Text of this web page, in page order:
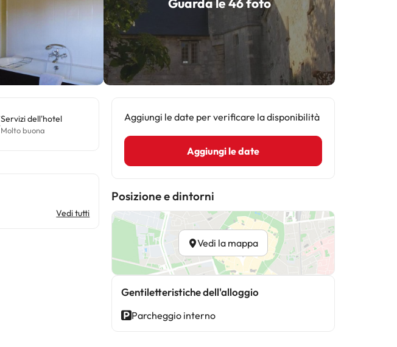
Servizi dell'hotel
Molto buona
Vedi tutti
Aggiungi le date per verificare la disponibilità
Aggiungi le date
Posizione e dintorni
Vedi la mappa
Gentiletteristiche dell'alloggio
Parcheggio interno